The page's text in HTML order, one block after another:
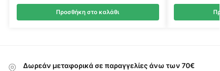
Προσθήκη στο καλάθι
Δωρεάν μεταφορικά σε παραγγελίες άνω των 70€